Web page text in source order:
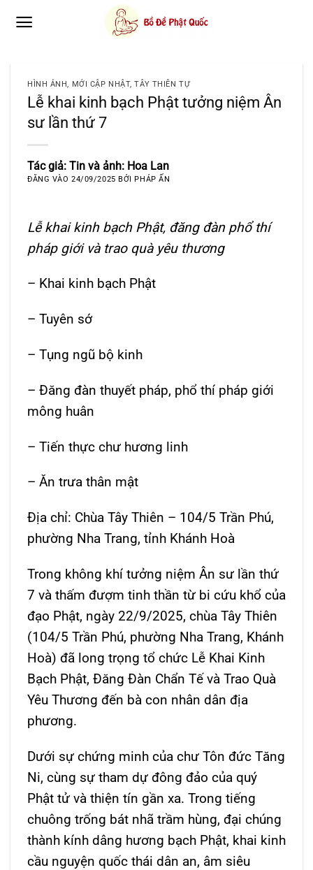
qua
HÌNH ẢNH, MỚI CẬP NHẬT,TÂY THIÊN TỰ
Lễ khai kinh bạch Phật tưởng niệm Ân
sư lần thứ 7
Tác giả: Tin và ảnh: Hoa Lan
ĐĂNG VÀO24/09/2025 BỞIPHÁP ẤN
Lễ khai kinh bạch Phật, đăng đàn phổ thí
pháp giới và trao quà yêu thương
– Khai kinh bạch Phật
– Tuyên sớ
– Tụng ngũ bộ kinh
– Đăng đàn thuyết pháp, phổ thí pháp giới
mông huân
– Tiến thực chư hương linh
– Ăn trưa thân mật
Địa chỉ: Chùa Tây Thiên – 104/5 Trần Phú,
phường Nha Trang, tỉnh Khánh Hoà
Trong không khí tưởng niệm Ân sư lần thứ
7 và thấm đượm tinh thần từ bi cứu khổ của
đạo Phật, ngày 22/9/2025, chùa Tây Thiên
(104/5 Trần Phú, phường Nha Trang, Khánh
Hoà) đã long trọng tổ chức Lễ Khai Kinh
Bạch Phật, Đăng Đàn Chẩn Tế và Trao Quà
Yêu Thương đến bà con nhân dân địa
phương.
Dưới sự chứng minh của chư Tôn đức Tăng
Ni, cùng sự tham dự đông đảo của quý
Phật tử và thiện tín gần xa. Trong tiếng
chuông trống bát nhã trầm hùng, đại chúng
thành kính dâng hương bạch Phật, khai kinh
cầu nguyện quốc thái dân an, âm siêu